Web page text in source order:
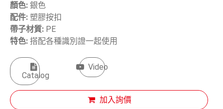
顏色: 銀色
配件: 塑膠按扣
帶子材質: PE
特色: 搭配各種識別證一起使用
Catalog
Video
加入詢價
聯絡我們
English